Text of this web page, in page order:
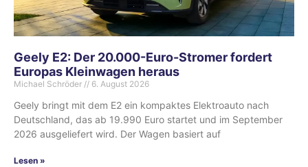
Geely E2: Der 20.000-Euro-Stromer fordert
Europas Kleinwagen heraus
Michael Schröder 6. August 2026
Geely bringt mit dem E2 ein kompaktes Elektroauto nach
Deutschland, das ab 19.990 Euro startet und im September
2026 ausgeliefert wird. Der Wagen basiert auf
Lesen »